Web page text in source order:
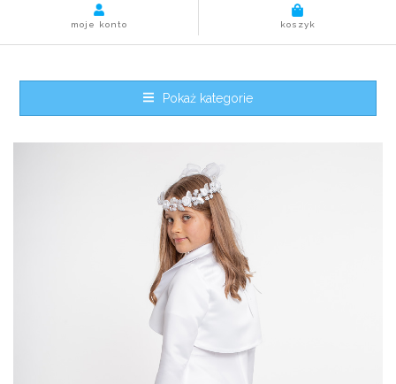
koszyk
moje konto
Pokaż kategorie